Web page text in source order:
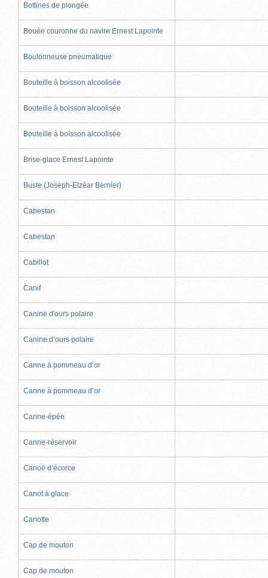
Bottines de plongée
Bouée couronne du navire Ernest Lapointe
Boulonneuse pneumatique
Bouteille à boisson alcoolisée
Bouteille à boisson alcoolisée
Bouteille à boisson alcoolisée
Brise-glace Ernest Lapointe
Buste (Joseph-Elzéar Bernier)
Cabestan
Cabestan
Cabillot
Canif
Canine d'ours polaire
Canine d’ours polaire
Canne à pommeau d’or
Canne à pommeau d’or
Canne-épée
Canne-réservoir
Canoë d’écorce
Canot à glace
Canotte
Cap de mouton
Cap de mouton